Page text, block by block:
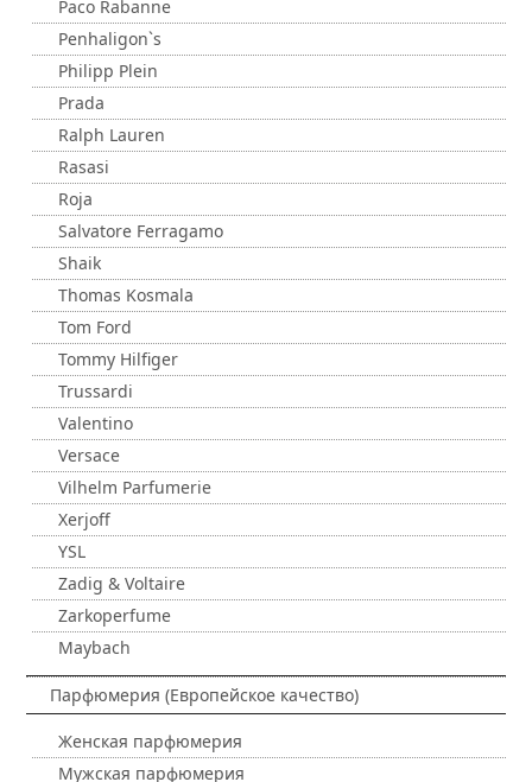
Paco Rabanne
Penhaligon`s
Philipp Plein
Prada
Ralph Lauren
Rasasi
Roja
Salvatore Ferragamo
Shaik
Thomas Kosmala
Tom Ford
Tommy Hilfiger
Trussardi
Valentino
Versace
Vilhelm Parfumerie
Xerjoff
YSL
Zadig & Voltaire
Zarkoperfume
Maybach
Парфюмерия (Европейское качество)
Женская парфюмерия
Мужская парфюмерия